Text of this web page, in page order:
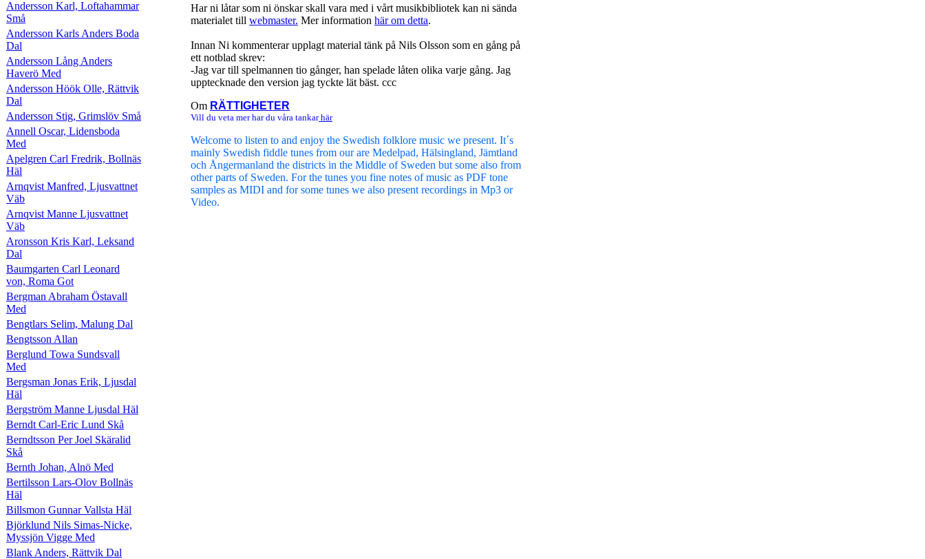
Andersson Karl, Loftahammar
Små
Andersson Karls Anders Boda
Dal
Andersson Lång Anders
Haverö Med
Andersson Höök Olle, Rättvik
Dal
Andersson Stig, Grimslöv Små
Annell Oscar, Lidensboda
Med
Apelgren Carl Fredrik, Bollnäs
Häl
Arnqvist Manfred, Ljusvattnet
Väb
Arnqvist Manne Ljusvattnet
Väb
Aronsson Kris Karl, Leksand
Dal
Baumgarten Carl Leonard
von, Roma Got
Bergman Abraham Östavall
Med
Bengtlars Selim, Malung Dal
Bengtsson Allan
Berglund Towa Sundsvall
Med
Bergsman Jonas Erik, Ljusdal
Häl
Bergström Manne Ljusdal Häl
Berndt Carl-Eric Lund Skå
Berndtsson Per Joel Skäralid
Skå
Bernth Johan, Alnö Med
Bertilsson Lars-Olov Bollnäs
Häl
Billsmon Gunnar Vallsta Häl
Björklund Nils Simas-Nicke,
Myssjön Vigge Med
Blank Anders, Rättvik Dal
Har ni låtar som ni önskar skall vara med i vårt musikbibliotek kan ni sända
materialet till webmaster. Mer information här om detta.
Innan Ni kommenterar upplagt material tänk på Nils Olsson som en gång på
ett notblad skrev:
-Jag var till spelmannen tio gånger, han spelade låten olika varje gång. Jag
upptecknade den version jag tyckte lät bäst. ccc
Om RÄTTIGHETER
Vill du veta mer har du våra tankarhär
Welcome to listen to and enjoy the Swedish folklore music we present. It´s
mainly Swedish fiddle tunes from our are Medelpad, Hälsingland, Jämtland
och Ångermanland the districts in the Middle of Sweden but some also from
other parts of Sweden. For the tunes you fine notes of music as PDF tone
samples as MIDI and for some tunes we also present recordings in Mp3 or
Video.